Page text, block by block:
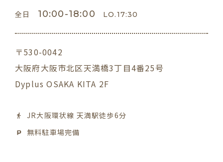
全日 10:00-18:00 LO.17:30
〒530-0042
大阪府大阪市北区天満橋3丁目4番25号
Dyplus OSAKA KITA 2F
JR大阪環状線 天満駅徒歩6分
無料駐車場完備